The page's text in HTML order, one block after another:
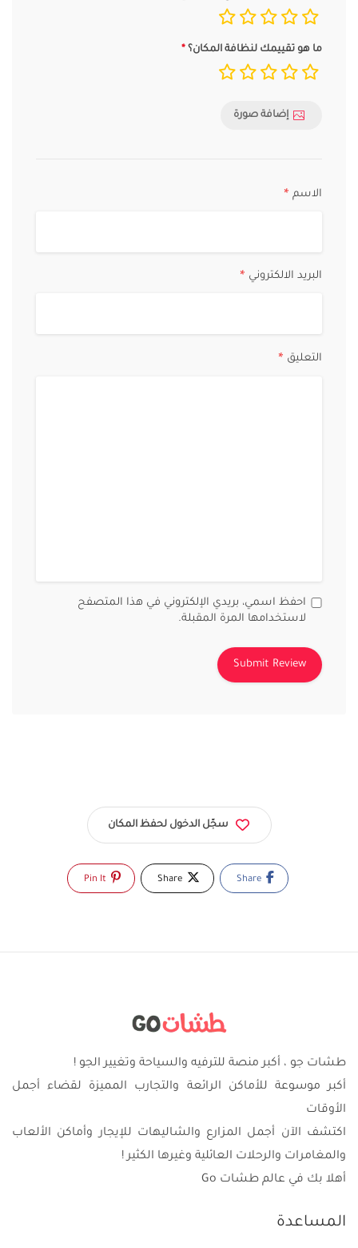
ما هو تقييمك لنظافة المكان؟
إضافة صورة
الاسم *
البريد الالكتروني *
التعليق *
احفظ اسمي، بريدي الإلكتروني في هذا المتصفح
لاستخدامها المرة المقبلة.
سجّل الدخول لحفظ المكان
طشات جو ، أكبر منصة للترفيه والسياحة وتغيير الجو !
أكبر موسوعة للأماكن الرائعة والتجارب المميزة لقضاء أجمل
الأوقات
اكتشف الآن أجمل المزارع والشاليهات للإيجار وأماكن الألعاب
والمغامرات والرحلات العائلية وغيرها الكثير !
أهلا بك في عالم طشات Go
المساعدة